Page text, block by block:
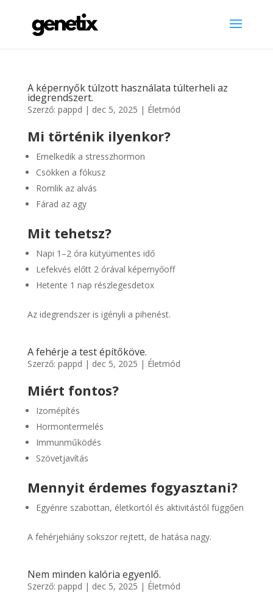
A képernyők túlzott használata túlterheli az
idegrendszert.
Szerző: pappd | dec 5, 2025 | Életmód
Mi történik ilyenkor?
Emelkedik a stresszhormon
Csökken a fókusz
Romlik az alvás
Fárad az agy
Mit tehetsz?
Napi 1–2 óra kütyümentes idő
Lefekvés előtt 2 órával képernyőoff
Hetente 1 nap részlegesdetox
Az idegrendszer is igényli a pihenést.
A fehérje a test építőköve.
Szerző: pappd | dec 5, 2025 | Életmód
Miért fontos?
Izomépítés
Hormontermelés
Immunműködés
Szövetjavítás
Mennyit érdemes fogyasztani?
Egyénre szabottan, életkortól és aktivitástól függően
A fehérjehiány sokszor rejtett, de hatása nagy.
Nem minden kalória egyenlő.
Szerző: pappd | dec 5, 2025 | Életmód